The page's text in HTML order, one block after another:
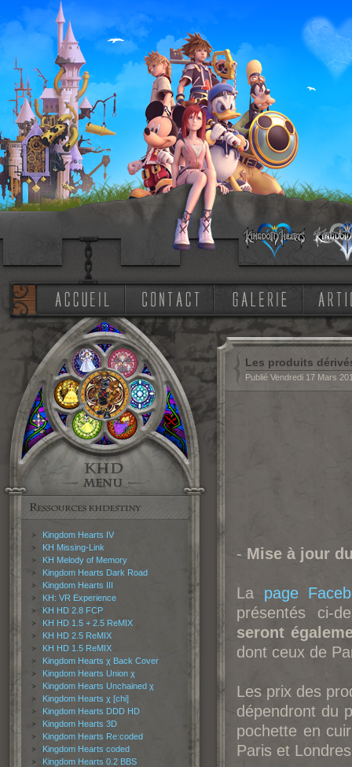
Kingdom Hearts IV
KH Missing-Link
KH Melody of Memory
Kingdom Hearts Dark Road
Kingdom Hearts III
KH: VR Experience
KH HD 2.8 FCP
KH HD 1.5 + 2.5 ReMIX
KH HD 2.5 ReMIX
KH HD 1.5 ReMIX
Kingdom Hearts χ Back Cover
Kingdom Hearts Union χ
Kingdom Hearts Unchained χ
Kingdom Hearts χ [chi]
Kingdom Hearts DDD HD
Kingdom Hearts 3D
Kingdom Hearts Re:coded
Kingdom Hearts coded
Kingdom Hearts 0.2 BBS
Les produits
Publié Vendredi 17 Mars
- Mise à jour
La page
présentés ci-
seront
dont ceux de
Les prix des
dépendront du
pochette en
Paris et